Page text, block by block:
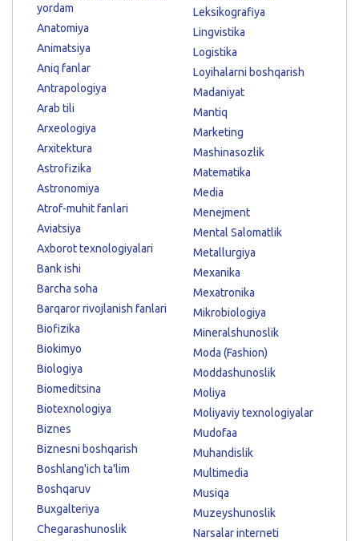
yordam
Anatomiya
Animatsiya
Aniq fanlar
Antrapologiya
Arab tili
Arxeologiya
Arxitektura
Astrofizika
Astronomiya
Atrof-muhit fanlari
Aviatsiya
Axborot texnologiyalari
Bank ishi
Barcha soha
Barqaror rivojlanish fanlari
Biofizika
Biokimyo
Biologiya
Biomeditsina
Biotexnologiya
Biznes
Biznesni boshqarish
Boshlang'ich ta'lim
Boshqaruv
Buxgalteriya
Chegarashunoslik
Leksikografiya
Lingvistika
Logistika
Loyihalarni boshqarish
Madaniyat
Mantiq
Marketing
Mashinasozlik
Matematika
Media
Menejment
Mental Salomatlik
Metallurgiya
Mexanika
Mexatronika
Mikrobiologiya
Mineralshunoslik
Moda (Fashion)
Moddashunoslik
Moliya
Moliyaviy texnologiyalar
Mudofaa
Muhandislik
Multimedia
Musiqa
Muzeyshunoslik
Narsalar interneti